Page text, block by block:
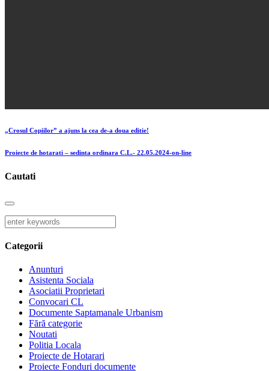
„Crosul Copiilor” a ajuns la cea de-a doua editie!
Proiecte de hotarati – sedinta ordinara C.L.- 22.05.2024-on-line
Cautati
Categorii
Anunturi
Asistenta Sociala
Asociatii Proprietari
Convocari CL
Documente Saptamanale Urbanism
Fără categorie
Noutati
Politia Locala
Proiecte de Hotarari
Proiecte Fonduri documente